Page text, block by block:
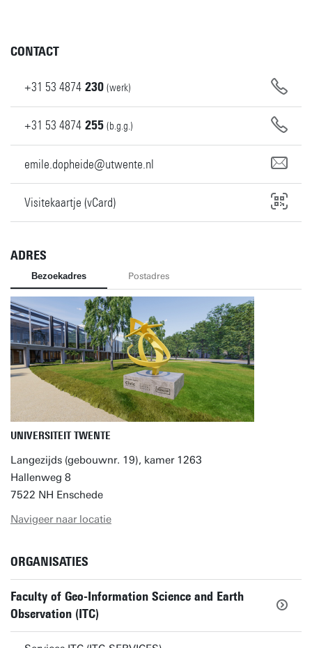
CONTACT
+31 53 4874 230 (werk)
+31 53 4874 255 (b.g.g.)
emile.dopheide@utwente.nl
Visitekaartje (vCard)
ADRES
Bezoekadres Postadres
UNIVERSITEIT TWENTE
Langezijds (gebouwnr. 19), kamer 1263
Hallenweg 8
7522 NH Enschede
Navigeer naar locatie
ORGANISATIES
Faculty of Geo-Information Science and Earth
Observation (ITC)